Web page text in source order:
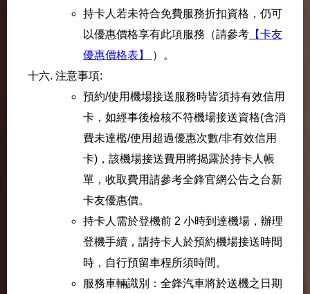
持卡人若未符合免費服務折扣資格，仍可
以優惠價格享有此項服務（請參考 【卡友
優惠價格表】
）。
注意事項:
預約/使用機場接送服務時皆須持有效信用
卡，如經事後檢核不符機場接送資格(含消
費未達檻/使用超過優惠次數/非有效信用
卡)，該機場接送費用將揭露於持卡人帳
單，收取費用請參考全鋒官網公告之台新
卡友優惠價。
持卡人需於登機前 2 小時到達機場，辦理
登機手續，請持卡人於預約機場接送時間
時，自行預留車程所須時間。
服務車輛識別：全鋒汽車將於送機之日期